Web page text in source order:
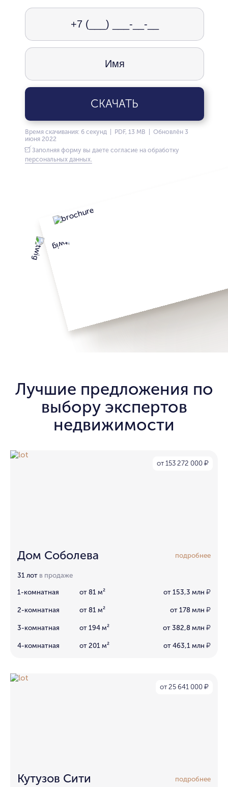
СКАЧАТЬ
Время скачивания: 6 секунд | PDF, 13 MB | Обновлён 3
июня 2022
Заполняя форму вы даете согласие на обработку
персональных данных.
Лучшие предложения по
выбору экспертов
недвижимости
от 153 272 000 ₽
Дом Соболева подробнее
31 лот в продаже
1-комнатная от 81 м² от 153,3 млн ₽
2-комнатная от 81 м² от 178 млн ₽
3-комнатная от 194 м² от 382,8 млн ₽
4-комнатная от 201 м² от 463,1 млн ₽
от 25 641 000 ₽
Кутузов Сити подробнее